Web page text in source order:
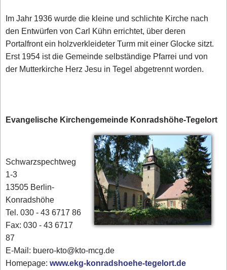
Im Jahr 1936 wurde die kleine und schlichte Kirche nach
den Entwürfen von Carl Kühn errichtet, über deren
Portalfront ein holzverkleideter Turm mit einer Glocke sitzt.
Erst 1954 ist die Gemeinde selbständige Pfarrei und von
der Mutterkirche Herz Jesu in Tegel abgetrennt worden.
Evangelische Kirchengemeinde Konradshöhe-Tegelort
Schwarzspechtweg
1-3
13505 Berlin-
Konradshöhe
Tel. 030 - 43 6717 86
Fax: 030 - 43 6717
87
E-Mail: buero-kto@kto-mcg.de
Homepage:www.ekg-konradshoehe-tegelort.de